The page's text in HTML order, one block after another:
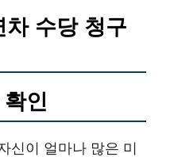
차 수당 청구
인
신이 얼마나 많은 미